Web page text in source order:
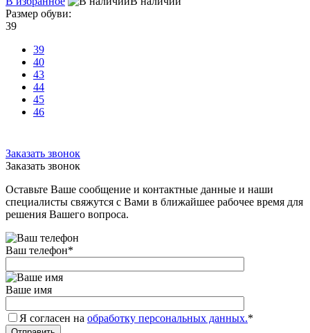
Размер обуви:
39
39
40
43
44
45
46
Заказать звонок
Заказать звонок
Оставьте Ваше сообщение и контактные данные и наши
специалисты свяжутся с Вами в ближайшее рабочее время для
решения Вашего вопроса.
Ваш телефон*
Ваше имя
Я согласен на обработку персональных данных.*